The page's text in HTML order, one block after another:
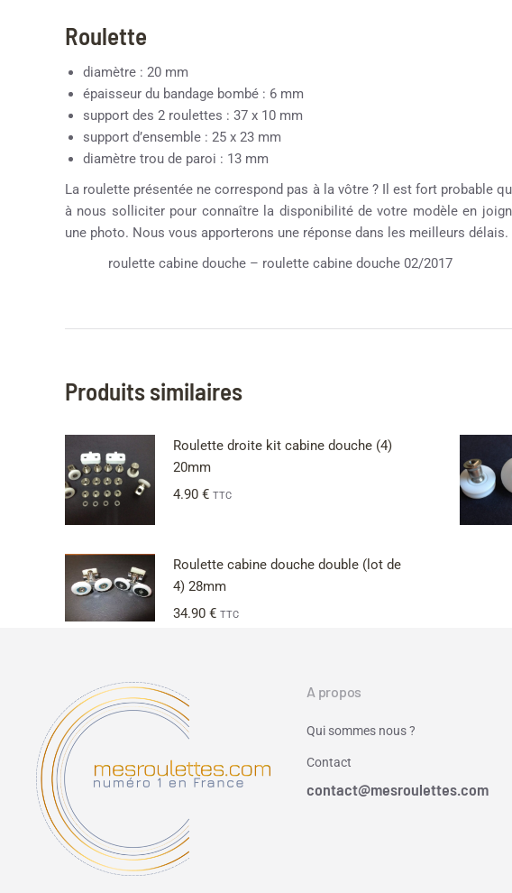
Roulette
diamètre : 20 mm
épaisseur du bandage bombé : 6 mm
support des 2 roulettes : 37 x 10 mm
support d’ensemble : 25 x 23 mm
diamètre trou de paroi : 13 mm
La roulette présentée ne correspond pas à la vôtre ? Il est fort probable
à nous solliciter pour connaître la disponibilité de votre modèle en
une photo. Nous vous apporterons une réponse dans les meilleurs délais.
roulette cabine douche – roulette cabine douche 02/2017
Produits similaires
Roulette droite kit cabine douche (4)
20mm
4.90 € TTC
Roulette cabine douche double (lot de
4) 28mm
34.90 € TTC
A propos
Qui sommes nous ?
Contact
contact@mesroulettes.com